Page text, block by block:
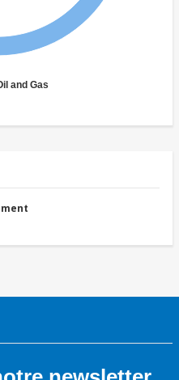
and Gas